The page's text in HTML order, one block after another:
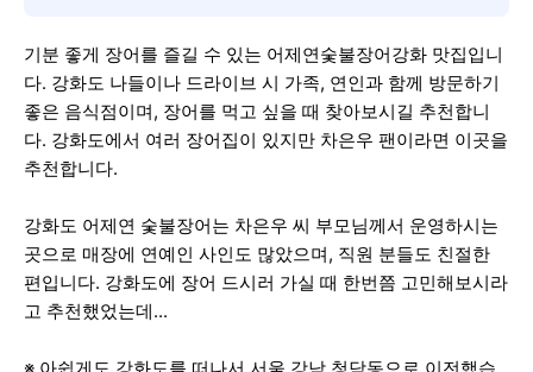
기분 좋게 장어를 즐길 수 있는 어제연숯불장어강화 맛집입니
다. 강화도 나들이나 드라이브 시 가족, 연인과 함께 방문하기
좋은 음식점이며, 장어를 먹고 싶을 때 찾아보시길 추천합니
다. 강화도에서 여러 장어집이 있지만 차은우 팬이라면 이곳을
추천합니다.
강화도 어제연 숯불장어는 차은우 씨 부모님께서 운영하시는
곳으로 매장에 연예인 사인도 많았으며, 직원 분들도 친절한
편입니다. 강화도에 장어 드시러 가실 때 한번쯤 고민해보시라
고 추천했었는데...